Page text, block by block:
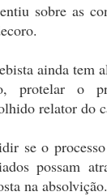
sobre as
ainda tem
protelar o
relator do
se o
possam
na absolvição.